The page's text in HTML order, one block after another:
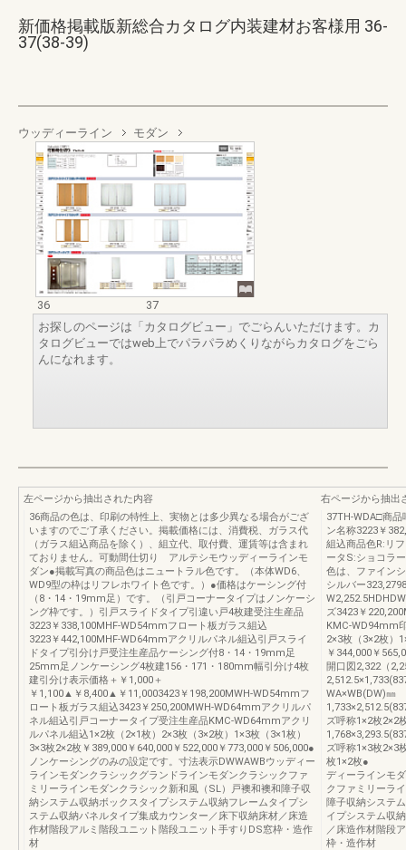
新価格掲載版新総合カタログ内装建材お客様用 36-
37(38-39)
ウッディーライン モダン
36
37
お探しのページは「カタログビュー」でごらんいただけます。カ
タログビューではweb上でパラパラめくりながらカタログをごら
んになれます。
左ページから抽出された内容
36商品の色は、印刷の特性上、実物とは多少異なる場合がござ
いますのでご了承ください。掲載価格には、消費税、ガラス代
（ガラス組込商品を除く）、組立代、取付費、運賃等は含まれ
ておりません。可動間仕切り アルテシモウッディーラインモ
ダン●掲載写真の商品色はニュートラル色です。（本体WD6、
WD9型の枠はリフレホワイト色です。）●価格はケーシング付
（8・14・19mm足）です。（引戸コーナータイプはノンケーシ
ング枠です。）引戸スライドタイプ引違い戸4枚建受注生産品
3223￥338,100MHF-WD54mmフロート板ガラス組込
3223￥442,100MHF-WD64mmアクリルパネル組込引戸スライ
ドタイプ引分け戸受注生産品ケーシング付8・14・19mm足
25mm足ノンケーシング4枚建156・171・180mm幅引分け4枚
建引分け表示価格＋￥1,000＋
￥1,100▲￥8,400▲￥11,0003423￥198,200MWH-WD54mmフ
ロート板ガラス組込3423￥250,200MWH-WD64mmアクリルパ
ネル組込引戸コーナータイプ受注生産品KMC-WD64mmアクリ
ルパネル組込1×2枚（2×1枚）2×3枚（3×2枚）1×3枚（3×1枚）
3×3枚2×2枚￥389,000￥640,000￥522,000￥773,000￥506,000●
ノンケーシングのみの設定です。寸法表示DWWAWBウッディー
ラインモダンクラシックグランドラインモダンクラシックファ
ミリーラインモダンクラシック新和風（SL）戸襖和襖和障子収
納システム収納ボックスタイプシステム収納フレームタイプシ
ステム収納パネルタイプ集成カウンター／床下収納床材／床造
作材階段アルミ階段ユニット階段ユニット手すりDS窓枠・造作
材
右ページから抽出
37TH-WDA□商
ン名称3223￥
組込商品色R:リ
ータS:ショコラ
色は、ファイン
シルバー
ズ3423￥
KMC-WD94mm
2×3枚（3×2枚）
￥344,000￥
開口図2,322（
WA×WB(DW)㎜
ズ呼称1×2枚2×2
ズ呼称1×3枚2×3
枚1×2枚● の
ディーラインモ
クファミリーラ
障子収納システ
イプシステム収
／床造作材階段
枠・造作材